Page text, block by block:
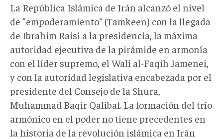
La República Islámica de Irán alcanzó el nivel
de "empoderamiento" (Tamkeen) con la llegada
de Ibrahim Raisi a la presidencia, la máxima
autoridad ejecutiva de la pirámide en armonía
con el líder supremo, el Wali al-Faqih Jamenei,
y con la autoridad legislativa encabezada por el
presidente del Consejo de la Shura,
Muhammad Baqir Qalibaf. La formación del trío
armónico en el poder no tiene precedentes en
la historia de la revolución islámica en Irán